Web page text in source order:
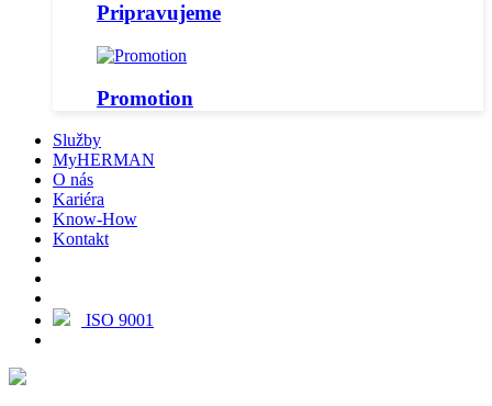
Pripravujeme
Promotion
Služby
MyHERMAN
O nás
Kariéra
Know-How
Kontakt
ISO 9001